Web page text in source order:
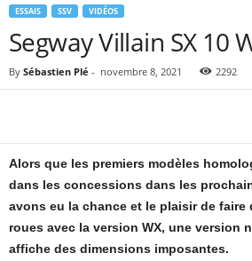
ESSAIS SSV VIDÉOS
Segway Villain SX 10
By Sébastien Plé - novembre 8, 2021 2292
Alors que les premiers modèles
dans les concessions dans les
avons eu la chance et le plaisir de faire
roues avec la version WX, une version
affiche des dimensions imposantes.